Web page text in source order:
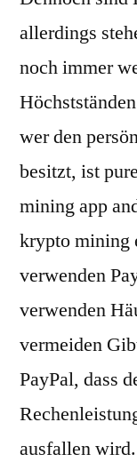
allerdings
noch immer
wer den
besitzt, ist
mining app
krypto mining
verwenden
verwenden
vermeiden
PayPal, dass
ausfallen